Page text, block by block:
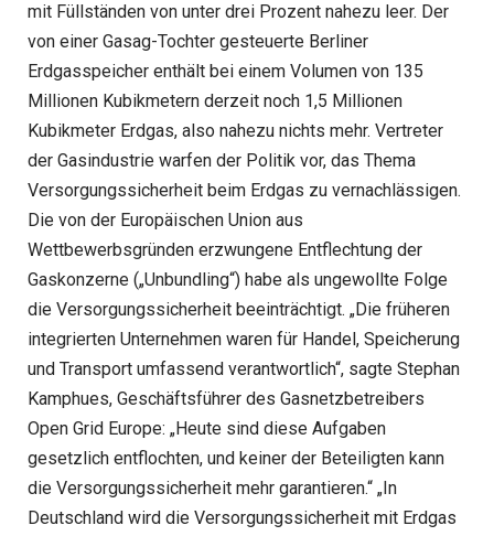
mit Füllständen von unter drei Prozent nahezu leer. Der
von einer Gasag-Tochter gesteuerte Berliner
Erdgasspeicher enthält bei einem Volumen von 135
Millionen Kubikmetern derzeit noch 1,5 Millionen
Kubikmeter Erdgas, also nahezu nichts mehr. Vertreter
der Gasindustrie warfen der Politik vor, das Thema
Versorgungssicherheit beim Erdgas zu vernachlässigen.
Die von der Europäischen Union aus
Wettbewerbsgründen erzwungene Entflechtung der
Gaskonzerne („Unbundling“) habe als ungewollte Folge
die Versorgungssicherheit beeinträchtigt. „Die früheren
integrierten Unternehmen waren für Handel, Speicherung
und Transport umfassend verantwortlich“, sagte Stephan
Kamphues, Geschäftsführer des Gasnetzbetreibers
Open Grid Europe: „Heute sind diese Aufgaben
gesetzlich entflochten, und keiner der Beteiligten kann
die Versorgungssicherheit mehr garantieren.“ „In
Deutschland wird die Versorgungssicherheit mit Erdgas